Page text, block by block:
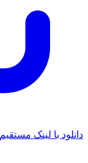
دانلود با لینک مستقیم